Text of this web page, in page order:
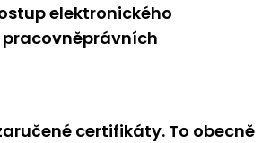
elektronického
certifikáty. To obecně